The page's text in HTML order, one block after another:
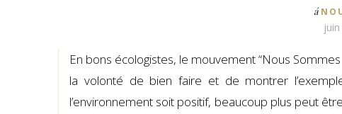
á
En bons écologistes, le mouvement “Nous
la volonté de bien faire et de montrer
l’environnement soit positif, beaucoup plus peut